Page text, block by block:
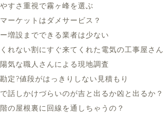
すさ重視で霧ヶ峰を選ぶ
ーケットはダメサービス？
増設までできる業者は少ない
れない割にすぐ来てくれた電気の工事屋さん
気な職人さんによる現地調査
定?値段がはっきりしない見積もり
話しかけづらいのが吉と出るか凶と出るか？
の屋根裏に回線を通しちゃうの？